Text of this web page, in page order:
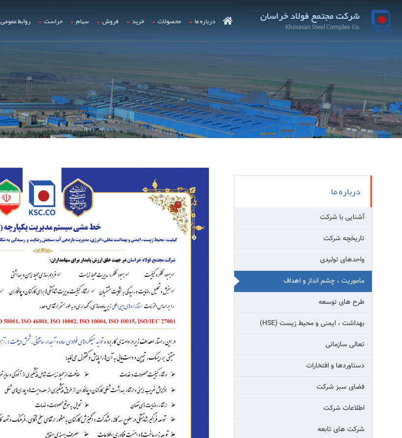
درباره ما محصولات خرید فروش سهام حراست روابط عمومی
درباره ما
آشنایی با شرکت
تاریخچه شرکت
واحدهای تولیدی
ماموریت ، چشم انداز و اهداف
طرح های توسعه
بهداشت ، ایمنی و محیط زیست (HSE)
تعالی سازمانی
دستاوردها و افتخارات
فضای سبز شرکت
اطلاعات شرکت
شرکت های تابعه